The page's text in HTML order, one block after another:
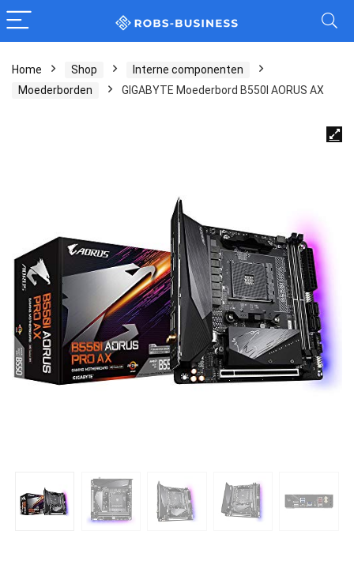
Home Shop
Interne componenten
Moederborden
GIGABYTE Moederbord B550I AORUS AX